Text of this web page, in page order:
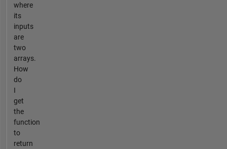
where
its
inputs
are
two
arrays.
How
do
I
get
the
function
to
return